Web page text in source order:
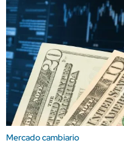
Mercado cambiario